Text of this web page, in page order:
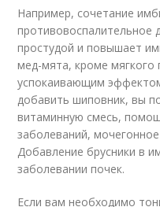
Например, сочетание
противовоспалительное
простудой и повышает
мед-мята, кроме мягкого
успокаивающим
добавить шиповник, вы
витаминную смесь,
заболеваний,
Добавление брусники в
заболевании почек.
Если вам необходимо